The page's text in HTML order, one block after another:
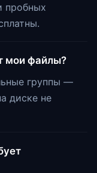
пробных
мои файлы?
группы —
диске не